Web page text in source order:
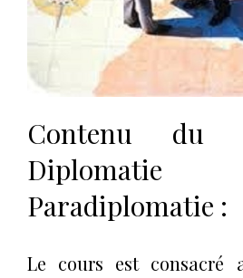
Contenu du
Paradiplomatie :
Le cours est consacré